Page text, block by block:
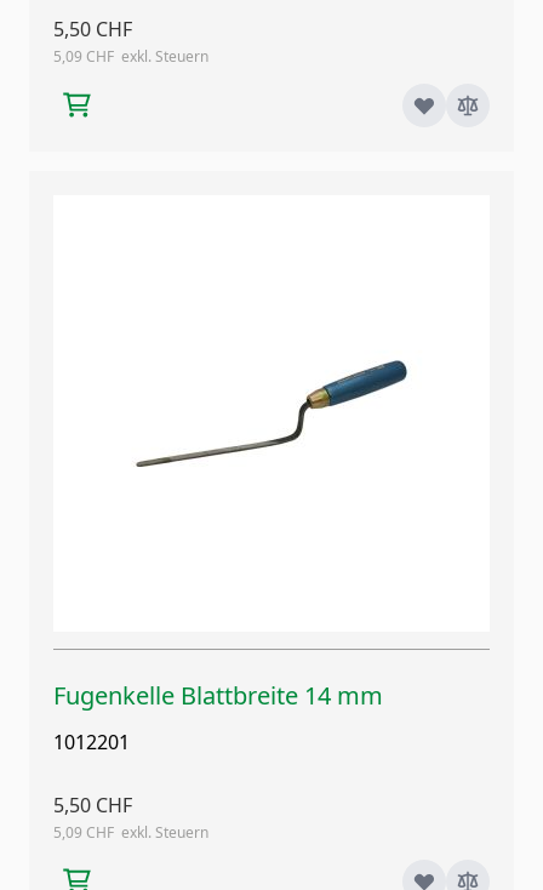
5,50 CHF
5,09 CHF
Fugenkelle Blattbreite 14 mm
1012201
5,50 CHF
5,09 CHF